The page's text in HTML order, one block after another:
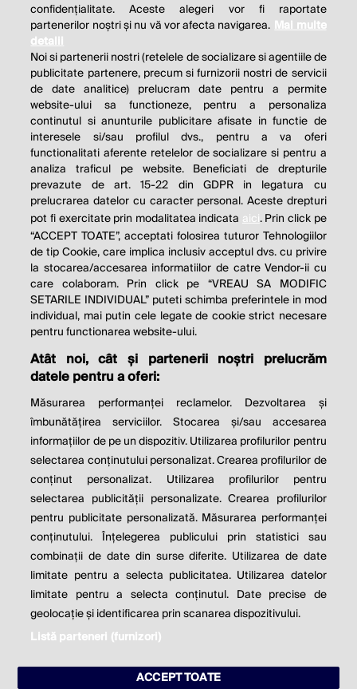
THE SOCIAL RESPONSIBILITY OF
BUSINESS IS TO INCREASE ITS
PROFITS.
Milton Friedman
© 2026 Profit.ro. Toate drepturile rezervate.
Dezvoltat de1616.ro
Contact Publicitate
Politica de cookie Politica de
confidențialitate
Setări cookies
este parte a
confidențialitate. Aceste alegeri vor fi raportate
partenerilor noștri și nu vă vor afecta navigarea. Mai multe
detalii
Noi si partenerii nostri (retelele de socializare si agentiile de
publicitate partenere, precum si furnizorii nostri de servicii
de date analitice) prelucram date pentru a permite
website-ului sa functioneze, pentru a personaliza
continutul si anunturile publicitare afisate in functie de
interesele si/sau profilul dvs., pentru a va oferi
functionalitati aferente retelelor de socializare si pentru a
analiza traficul pe website. Beneficiati de drepturile
prevazute de art. 15-22 din GDPR in legatura cu
prelucrarea datelor cu caracter personal. Aceste drepturi
pot fi exercitate prin modalitatea indicata aici. Prin click pe
“ACCEPT TOATE”, acceptati folosirea tuturor Tehnologiilor
de tip Cookie, care implica inclusiv acceptul dvs. cu privire
la stocarea/accesarea informatiilor de catre Vendor-ii cu
care colaboram. Prin click pe “VREAU SA MODIFIC
SETARILE INDIVIDUAL” puteti schimba preferintele in mod
individual, mai putin cele legate de cookie strict necesare
pentru functionarea website-ului.
Atât noi, cât și partenerii noștri prelucrăm
datele pentru a oferi:
Măsurarea performanței reclamelor. Dezvoltarea și
îmbunătățirea serviciilor. Stocarea și/sau accesarea
informațiilor de pe un dispozitiv. Utilizarea profilurilor pentru
selectarea conținutului personalizat. Crearea profilurilor de
conținut personalizat. Utilizarea profilurilor pentru
selectarea publicității personalizate. Crearea profilurilor
pentru publicitate personalizată. Măsurarea performanței
conținutului. Înțelegerea publicului prin statistici sau
combinații de date din surse diferite. Utilizarea de date
limitate pentru a selecta publicitatea. Utilizarea datelor
limitate pentru a selecta conținutul. Date precise de
geolocație și identificarea prin scanarea dispozitivului.
Listă parteneri (furnizori)
ACCEPT TOATE